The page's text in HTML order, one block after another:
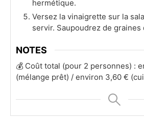
hermétique.
Versez la vinaigrette sur la
servir. Saupoudrez de graines
NOTES
💰 Coût total (pour 2 personnes) :
(mélange prêt) / environ 3,60 €